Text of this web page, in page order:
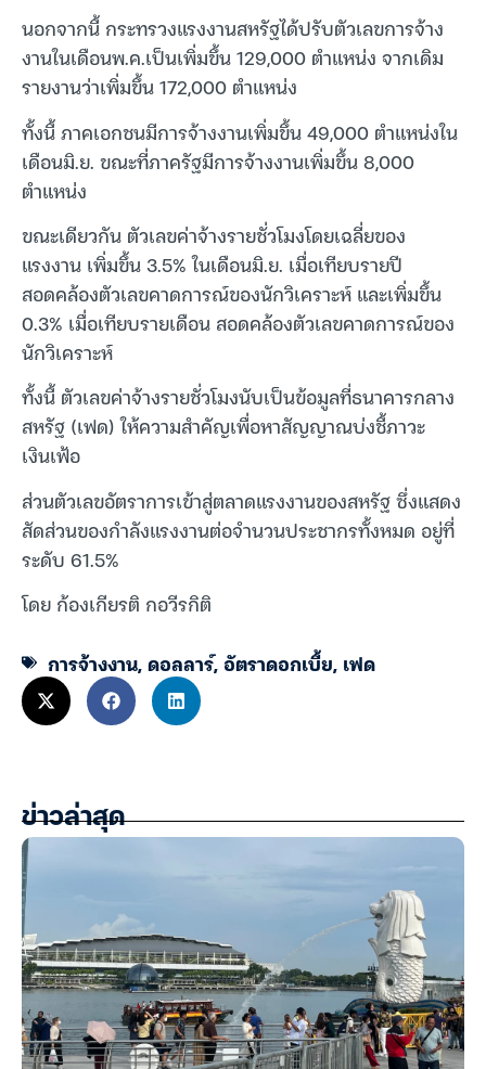
นอกจากนี้ กระทรวงแรงงานสหรัฐได้ปรับตัวเลขการจ้าง
งานในเดือนพ.ค.เป็นเพิ่มขึ้น 129,000 ตำแหน่ง จากเดิม
รายงานว่าเพิ่มขึ้น 172,000 ตำแหน่ง
ทั้งนี้ ภาคเอกชนมีการจ้างงานเพิ่มขึ้น 49,000 ตำแหน่งใน
เดือนมิ.ย. ขณะที่ภาครัฐมีการจ้างงานเพิ่มขึ้น 8,000
ตำแหน่ง
ขณะเดียวกัน ตัวเลขค่าจ้างรายชั่วโมงโดยเฉลี่ยของ
แรงงาน เพิ่มขึ้น 3.5% ในเดือนมิ.ย. เมื่อเทียบรายปี
สอดคล้องตัวเลขคาดการณ์ของนักวิเคราะห์ และเพิ่มขึ้น
0.3% เมื่อเทียบรายเดือน สอดคล้องตัวเลขคาดการณ์ของ
นักวิเคราะห์
ทั้งนี้ ตัวเลขค่าจ้างรายชั่วโมงนับเป็นข้อมูลที่ธนาคารกลาง
สหรัฐ (เฟด) ให้ความสำคัญเพื่อหาสัญญาณบ่งชี้ภาวะ
เงินเฟ้อ
ส่วนตัวเลขอัตราการเข้าสู่ตลาดแรงงานของสหรัฐ ซึ่งแสดง
สัดส่วนของกำลังแรงงานต่อจำนวนประชากรทั้งหมด อยู่ที่
ระดับ 61.5%
โดย ก้องเกียรติ กอวีรกิติ
การจ้างงาน,ดอลลาร์,อัตราดอกเบี้ย, เฟด
ข่าวล่าสุด